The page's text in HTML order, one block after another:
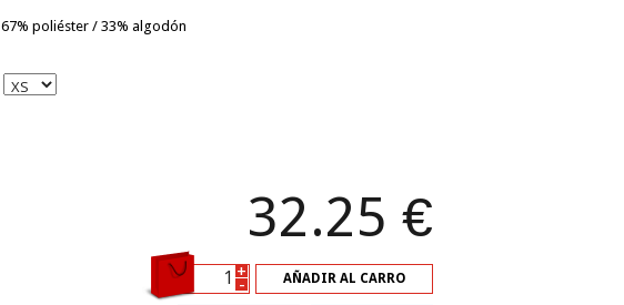
67% poliéster / 33% algodón
32.25 €
AÑADIR AL CARRO
+
-